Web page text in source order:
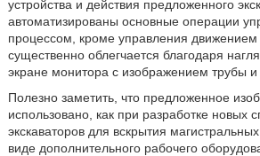
устройства и действия предложенного
автоматизированы основные операции
процессом, кроме управления движением
существенно облегчается благодаря
экране монитора с изображением трубы и
Полезно заметить, что предложенное
использовано, как при разработке новых
экскаваторов для вскрытия
виде дополнительного рабочего